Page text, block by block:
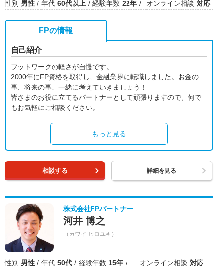
性別 男性 年代 60代以上 経験年数 22年 オンライン相談 対応
FPの情報
自己紹介
フットワークの軽さが自慢です。
2000年にFP資格を取得し、金融業界に転職しました。お金の
事、将来の事、一緒に考えていきましょう！
皆さまのお役に立てるパートナーとして頑張りますので、何で
もお気軽にご相談ください。
もっと見る
相談する 詳細を見る
株式会社FPパートナー
河井 博之
（カワイ ヒロユキ）
性別 男性 年代 50代 経験年数 15年 オンライン相談 対応